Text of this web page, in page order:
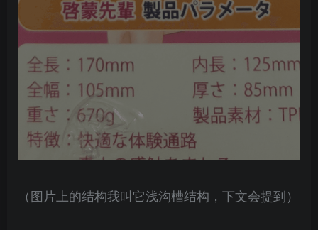
（图片上的结构我叫它浅沟槽结构，下文会提到）